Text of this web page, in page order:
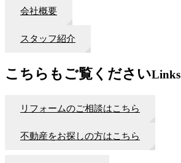
会社概要
スタッフ紹介
こちらもご覧くださいLinks
リフォームのご相談はこちら
不動産をお探しの方はこちら